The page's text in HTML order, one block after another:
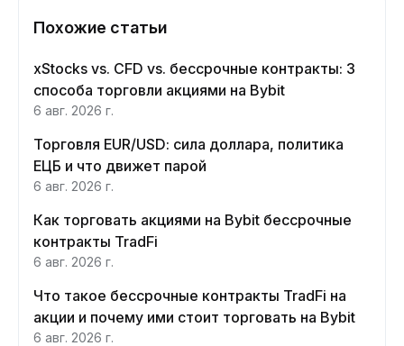
Похожие статьи
xStocks vs. CFD vs. бессрочные контракты: 3
способа торговли акциями на Bybit
6 авг. 2026 г.
Торговля EUR/USD: сила доллара, политика
ЕЦБ и что движет парой
6 авг. 2026 г.
Как торговать акциями на Bybit бессрочные
контракты TradFi
6 авг. 2026 г.
Что такое бессрочные контракты TradFi на
акции и почему ими стоит торговать на Bybit
6 авг. 2026 г.